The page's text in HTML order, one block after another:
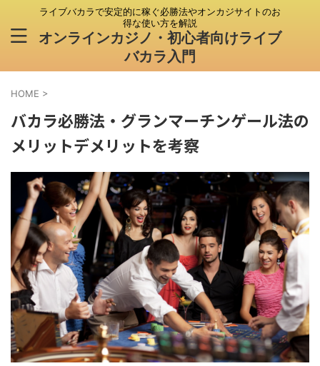
ライブバカラで安定的に稼ぐ必勝法やオンカジサイトのお
得な使い方を解説
オンラインカジノ・初心者向けライブ
バカラ入門
HOME >
バカラ必勝法・グランマーチンゲール法の
メリットデメリットを考察